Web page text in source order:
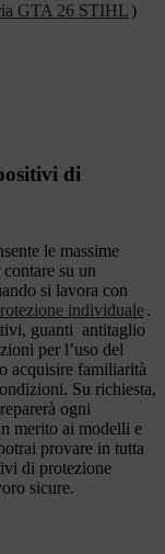
GTA 26 STIHL)
di
le massime
su un
si lavora con
individuale.
guanti antitaglio
per l’uso del
acquisire familiarità
Su richiesta,
ogni
merito ai modelli e
provare in tutta
di protezione
sicure.